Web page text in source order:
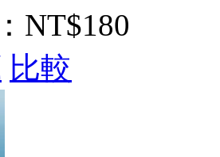
NT$180
比較